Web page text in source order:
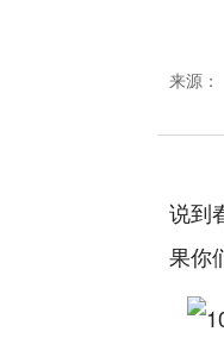
来源：
说到
果你